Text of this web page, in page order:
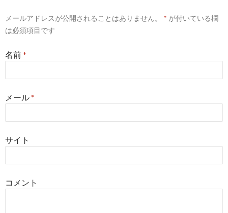
メールアドレスが公開されることはありません。 * が付いている欄
は必須項目です
名前*
メール*
サイト
コメント